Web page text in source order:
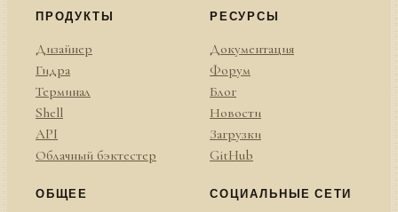
ПРОДУКТЫ
Дизайнер
Гидра
Терминал
Shell
API
Облачный бэктестер
РЕСУРСЫ
Документация
Форум
Блог
Новости
Загрузки
GitHub
ОБЩЕЕ СОЦИАЛЬНЫЕ СЕТИ